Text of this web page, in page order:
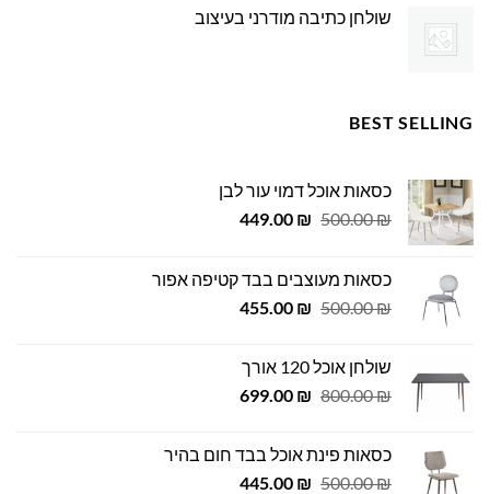
שולחן כתיבה מודרני בעיצוב
BEST SELLING
כסאות אוכל דמוי עור לבן
500.00₪
המחיר
500.00 ₪.
449.00 ₪
המחיר
449.00 ₪.
כסאות מעוצבים בבד קטיפה אפור
500.00₪
המחיר
500.00 ₪.
455.00 ₪
המחיר
שולחן אוכל 120 אורך
800.00₪
המחיר
800.00 ₪.
699.00 ₪
המחיר
699.00 ₪.
כסאות פינת אוכל בבד חום בהיר
500.00₪
המחיר
445.00 ₪
המחיר